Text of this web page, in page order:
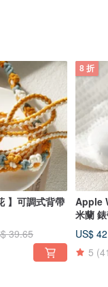
】可調式背帶
39.65
8 折
Apple
米
US$
5